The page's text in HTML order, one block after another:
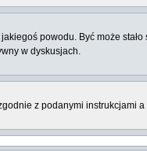
powodu. Być może
w dyskusjach.
z podanymi instrukcjami